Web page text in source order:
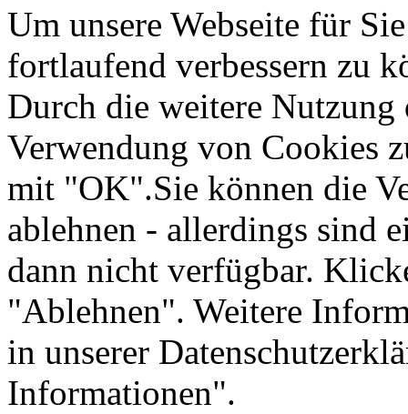
Um unsere Webseite für
fortlaufend verbessern zu
Durch die weitere Nutzung
Verwendung von Cookies
mit "OK".Sie können die
ablehnen - allerdings sind
dann nicht verfügbar.
"Ablehnen". Weitere
in unserer
Informationen".